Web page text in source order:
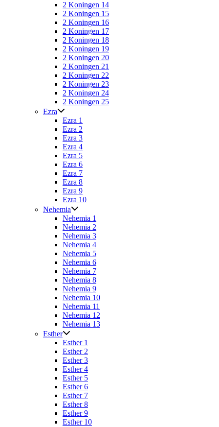
2 Koningen 14
2 Koningen 15
2 Koningen 16
2 Koningen 17
2 Koningen 18
2 Koningen 19
2 Koningen 20
2 Koningen 21
2 Koningen 22
2 Koningen 23
2 Koningen 24
2 Koningen 25
Ezra
Ezra 1
Ezra 2
Ezra 3
Ezra 4
Ezra 5
Ezra 6
Ezra 7
Ezra 8
Ezra 9
Ezra 10
Nehemia
Nehemia 1
Nehemia 2
Nehemia 3
Nehemia 4
Nehemia 5
Nehemia 6
Nehemia 7
Nehemia 8
Nehemia 9
Nehemia 10
Nehemia 11
Nehemia 12
Nehemia 13
Esther
Esther 1
Esther 2
Esther 3
Esther 4
Esther 5
Esther 6
Esther 7
Esther 8
Esther 9
Esther 10